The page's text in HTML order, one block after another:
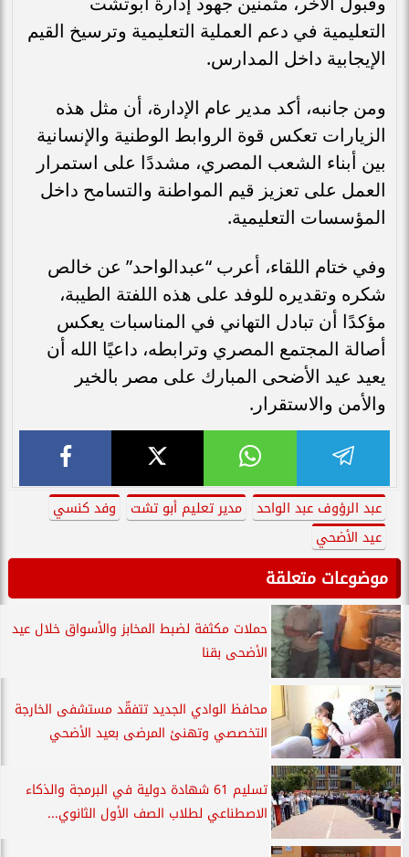
التعليمية في دعم العملية التعليمية وترسيخ القيم
الإيجابية داخل المدارس.
ومن جانبه، أكد مدير عام الإدارة، أن مثل هذه
الزيارات تعكس قوة الروابط الوطنية والإنسانية
بين أبناء الشعب المصري، مشددًا على استمرار
العمل على تعزيز قيم المواطنة والتسامح داخل
المؤسسات التعليمية.
وفي ختام اللقاء، أعرب “عبدالواحد” عن خالص
شكره وتقديره للوفد على هذه اللفتة الطيبة،
مؤكدًا أن تبادل التهاني في المناسبات يعكس
أصالة المجتمع المصري وترابطه، داعيًا الله أن
يعيد عيد الأضحى المبارك على مصر بالخير
والأمن والاستقرار.
عبد الرؤوف عبد الواحد مدير تعليم أبو تشت
وفد كنسي
عيد الأضحي
موضوعات متعلقة
حملات مكثفة لضبط المخابز والأسواق خلال عيد
الأضحى بقنا
محافظ الوادي الجديد تتفقّد مستشفى الخارجة
التخصصي وتهنئ المرضى بعيد الأضحي
تسليم 61 شهادة دولية في البرمجة والذكاء
الاصطناعي لطلاب الصف الأول الثانوي...